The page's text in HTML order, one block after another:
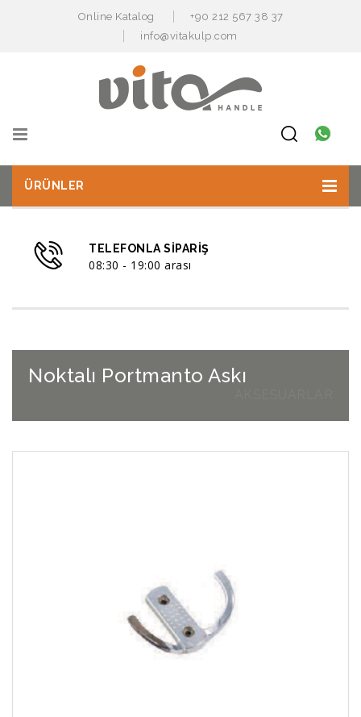
Online Katalog
+90 212 567 38 37
info@vitakulp.com
ÜRÜNLER
TELEFONLA SIPARIŞ
08:30 - 19:00 arası
Noktalı Portmanto Askı